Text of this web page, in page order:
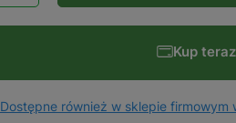
Kup
Dostępne również w sklepie firmowym